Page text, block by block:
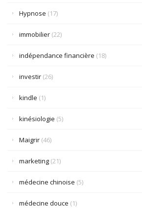
Hypnose (17)
immobilier (22)
indépendance financière (18)
investir (26)
kindle (1)
kinésiologie (5)
Maigrir (46)
marketing (21)
médecine chinoise (5)
médecine douce (1)